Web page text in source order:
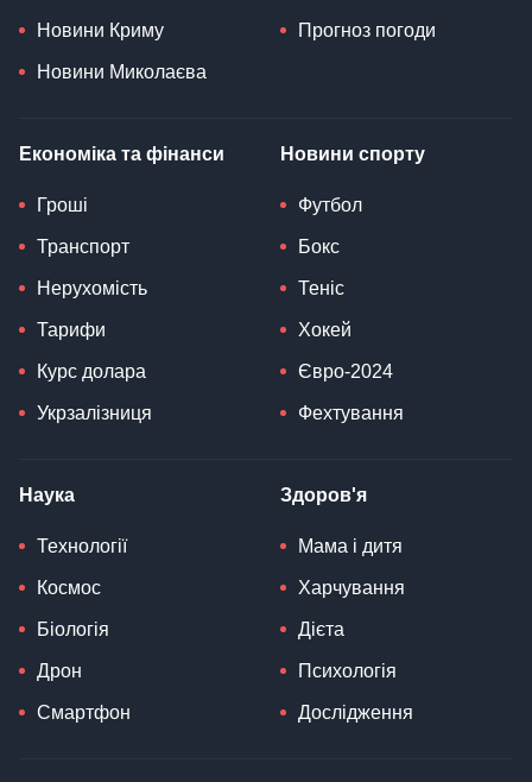
Новини Криму
Новини Миколаєва
Прогноз погоди
Економіка та фінанси
Гроші
Транспорт
Нерухомість
Тарифи
Курс долара
Укрзалізниця
Новини спорту
Футбол
Бокс
Теніс
Хокей
Євро-2024
Фехтування
Наука
Технології
Космос
Біологія
Дрон
Смартфон
Здоров'я
Мама і дитя
Харчування
Дієта
Психологія
Дослідження